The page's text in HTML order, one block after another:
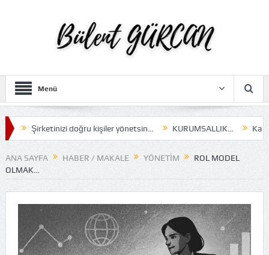
Menü
Şirketinizi doğru kişiler yönetsin… KURUMSALLIK… Karar
ANA SAYFA HABER / MAKALE YÖNETIM
ROL MODEL
OLMAK…